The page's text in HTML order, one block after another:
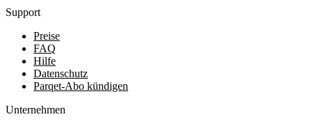
Support
Preise
FAQ
Hilfe
Datenschutz
Parqet-Abo kündigen
Unternehmen